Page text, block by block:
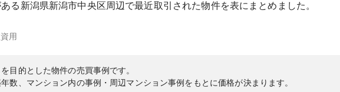
る 新潟県新潟市中央区周辺で最近取引された物件を表にまとめました。
用
目的とした物件の売買事例です。
数、マンション内の事例・周辺マンション事例をもとに価格が決まります。